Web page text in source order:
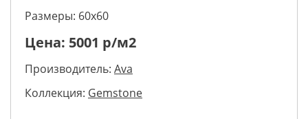
Размеры: 60х60
Цена: 5001 р/м2
Производитель: Ava
Коллекция: Gemstone